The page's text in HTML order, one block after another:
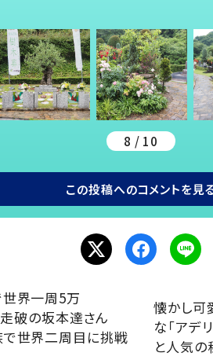
8 / 10
この投稿へのコメントを見
界一周5万
破の坂本達さん
世界二周目に挑戦
懐かし可
な「アデ
と人気の